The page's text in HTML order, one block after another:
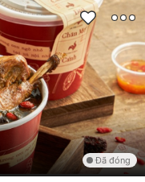
Đã đóng